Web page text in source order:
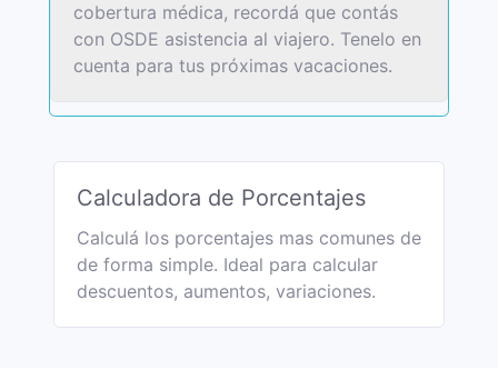
cobertura médica, recordá que contás
con OSDE asistencia al viajero. Tenelo en
cuenta para tus próximas vacaciones.
Calculadora de Porcentajes
Calculá los porcentajes mas comunes de
de forma simple. Ideal para calcular
descuentos, aumentos, variaciones.